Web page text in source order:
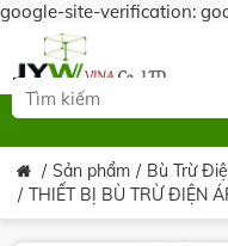
google-site-verification:
Sản phẩm
Bù Trừ
THIẾT BỊ BÙ TRỪ ĐIỆN